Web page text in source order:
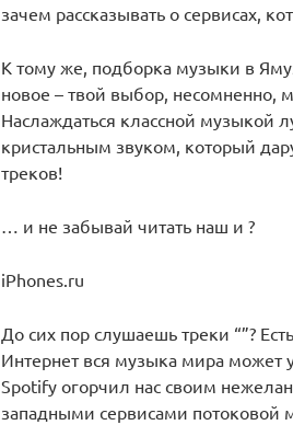
зачем рассказывать о сервисах,
К тому же, подборка музыки в
новое – твой выбор, несомненно,
Наслаждаться классной музыкой
кристальным звуком, который
треков!
… и не забывай читать наш и ?
iPhones.ru
До сих пор слушаешь треки “”?
Интернет вся музыка мира может
Spotify огорчил нас своим
западными сервисами потоковой